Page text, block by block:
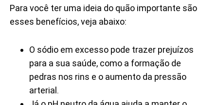
Para você ter uma ideia do quão importante são
esses benefícios, veja abaixo:
O sódio em excesso pode trazer prejuízos
para a sua saúde, como a formação de
pedras nos rins e o aumento da pressão
arterial.